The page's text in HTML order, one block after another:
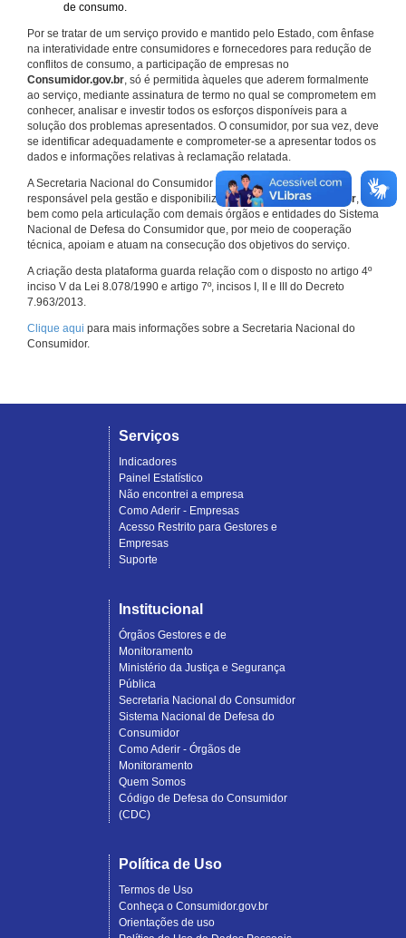
de consumo.
Por se tratar de um serviço provido e mantido pelo Estado, com ênfase
na interatividade entre consumidores e fornecedores para redução de
conflitos de consumo, a participação de empresas no
Consumidor.gov.br, só é permitida àqueles que aderem formalmente
ao serviço, mediante assinatura de termo no qual se comprometem em
conhecer, analisar e investir todos os esforços disponíveis para a
solução dos problemas apresentados. O consumidor, por sua vez, deve
se identificar adequadamente e comprometer-se a apresentar todos os
dados e informações relativas à reclamação relatada.
A Secretaria Nacional do Consumidor do Ministério da Justiça é a
responsável pela gestão e disponibilização doConsumidor.gov.br,
bem como pela articulação com demais órgãos e entidades do Sistema
Nacional de Defesa do Consumidor que, por meio de cooperação
técnica, apoiam e atuam na consecução dos objetivos do serviço.
A criação desta plataforma guarda relação com o disposto no artigo 4º
inciso V da Lei 8.078/1990 e artigo 7º, incisos I, II e III do Decreto
7.963/2013.
Clique aqui para mais informações sobre a Secretaria Nacional do
Consumidor.
Serviços
Indicadores
Painel Estatístico
Não encontrei a empresa
Como Aderir - Empresas
Acesso Restrito para Gestores e
Empresas
Suporte
Institucional
Órgãos Gestores e de
Monitoramento
Ministério da Justiça e Segurança
Pública
Secretaria Nacional do Consumidor
Sistema Nacional de Defesa do
Consumidor
Como Aderir - Órgãos de
Monitoramento
Quem Somos
Código de Defesa do Consumidor
(CDC)
Política de Uso
Termos de Uso
Conheça o Consumidor.gov.br
Orientações de uso